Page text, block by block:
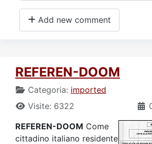
Add new comment
REFEREN-DOOM
Categoria: imported
Visite: 6322
REFEREN-DOOM Come
cittadino italiano residente